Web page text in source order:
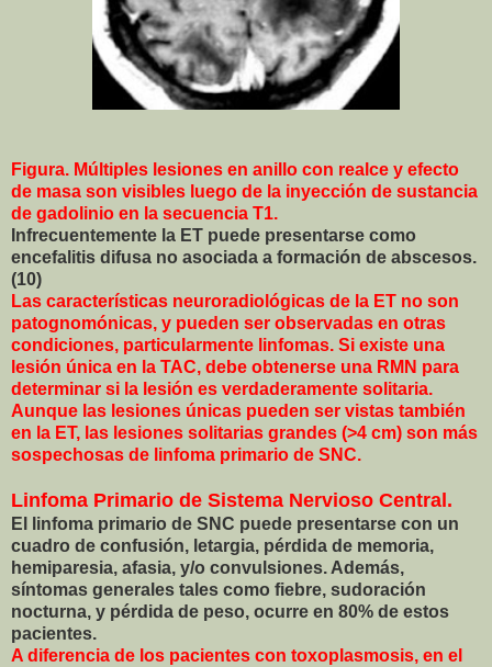
Figura. Múltiples lesiones en anillo con realce y efecto
de masa son visibles luego de la inyección de sustancia
de gadolinio en la secuencia T1.
Infrecuentemente la ET puede presentarse como
encefalitis difusa no asociada a formación de abscesos.
(10)
Las características neuroradiológicas de la ET no son
patognomónicas, y pueden ser observadas en otras
condiciones, particularmente linfomas. Si existe una
lesión única en la TAC, debe obtenerse una RMN para
determinar si la lesión es verdaderamente solitaria.
Aunque las lesiones únicas pueden ser vistas también
en la ET, las lesiones solitarias grandes (>4 cm) son más
sospechosas de linfoma primario de SNC.
Linfoma Primario de Sistema Nervioso Central.
El linfoma primario de SNC puede presentarse con un
cuadro de confusión, letargia, pérdida de memoria,
hemiparesia, afasia, y/o convulsiones. Además,
síntomas generales tales como fiebre, sudoración
nocturna, y pérdida de peso, ocurre en 80% de estos
pacientes.
A diferencia de los pacientes con toxoplasmosis, en el